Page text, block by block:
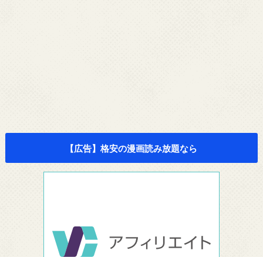
【広告】格安の漫画読み放題なら